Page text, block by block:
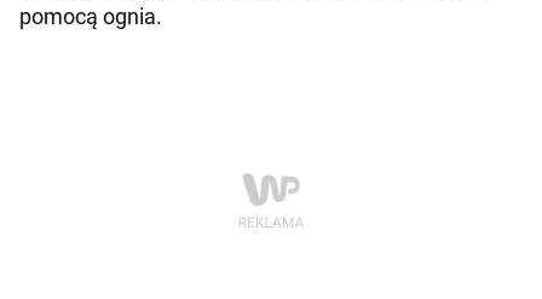
pomocą ognia.